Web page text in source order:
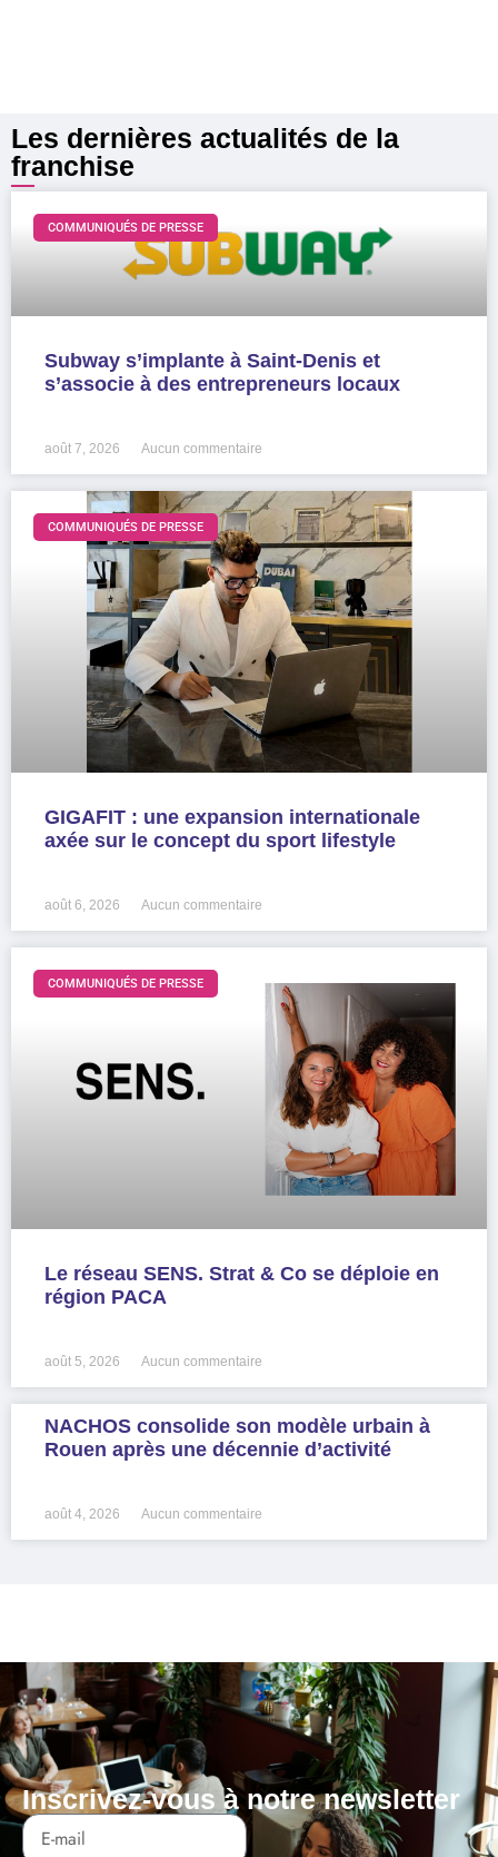
Les dernières actualités de la
franchise
COMMUNIQUÉS DE PRESSE
Subway s’implante à Saint-Denis et
s’associe à des entrepreneurs locaux
août 7, 2026 Aucun commentaire
COMMUNIQUÉS DE PRESSE
GIGAFIT : une expansion internationale
axée sur le concept du sport lifestyle
août 6, 2026 Aucun commentaire
COMMUNIQUÉS DE PRESSE
Le réseau SENS. Strat & Co se déploie en
région PACA
août 5, 2026 Aucun commentaire
NACHOS consolide son modèle urbain à
Rouen après une décennie d’activité
août 4, 2026 Aucun commentaire
Inscrivez-vous à notre newsletter